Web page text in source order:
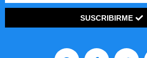
SUSCRIBIRME